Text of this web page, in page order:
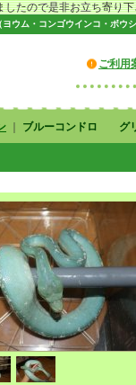
で是非お立ち寄り下
ウム・コンゴウインコ・ボウ
ご利用
ブルーコンドロ グ